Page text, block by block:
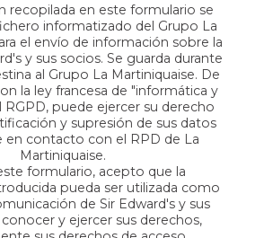
recopilada en este formulario se
informatizado del Grupo La
el envío de información sobre la
y sus socios. Se guarda durante
al Grupo La Martiniquaise. De
la ley francesa de "informática y
RGPD, puede ejercer su derecho
y supresión de sus datos
en contacto con el RPD de La
Martiniquaise.
formulario, acepto que la
pueda ser utilizada como
de Sir Edward's y sus
conocer y ejercer sus derechos,